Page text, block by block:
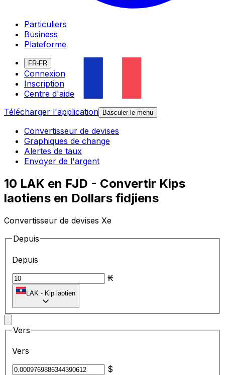
Particuliers
Business
Plateforme
FR-FR
Connexion
Inscription
Centre d'aide
Télécharger l'application
Basculer le menu
Convertisseur de devises
Graphiques de change
Alertes de taux
Envoyer de l'argent
10 LAK en FJD - Convertir Kips
laotiens en Dollars fidjiens
Convertisseur de devises Xe
Depuis
Depuis
₭
LAK - Kip laotien
Vers
Vers
$